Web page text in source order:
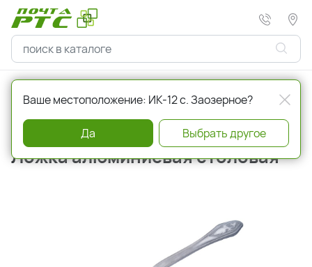
Главная Хозтовары Посуда
Артикул 232667
Ложка алюминиевая столовая
Ваше местоположение: ИК-12 с. Заозерное?
Да Выбрать другое